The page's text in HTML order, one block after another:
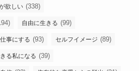
欲しい (338)
自由に生きる (99)
事にする (93) セルフイメージ (89)
る私になる (39)